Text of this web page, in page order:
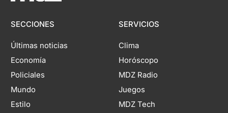
SECCIONES
Últimas noticias
Economía
Policiales
Mundo
Estilo
SERVICIOS
Clima
Horóscopo
MDZ Radio
Juegos
MDZ Tech